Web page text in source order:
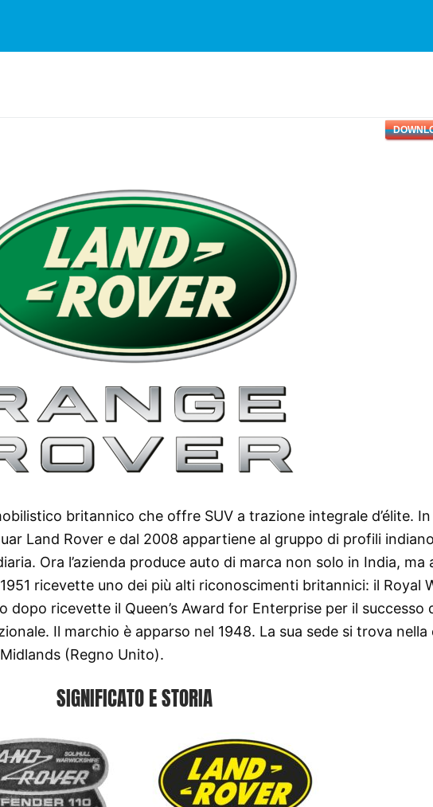
britannico che offre SUV a trazione integrale d’élite. In
Land Rover e dal 2008 appartiene al gruppo di profili
Ora l’azienda produce auto di marca non solo in India, ma
ricevette uno dei più alti riconoscimenti britannici: il Royal
dopo ricevette il Queen’s Award for Enterprise per il successo
Il marchio è apparso nel 1948. La sua sede si trova
(Regno Unito).
SIGNIFICATO E STORIA